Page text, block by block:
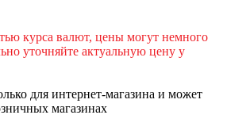
курса валют, цены могут немного
уточняйте актуальную цену у
для интернет-магазина и может
магазинах